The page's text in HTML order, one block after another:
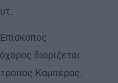
διορίζεται
Καμπέρας.